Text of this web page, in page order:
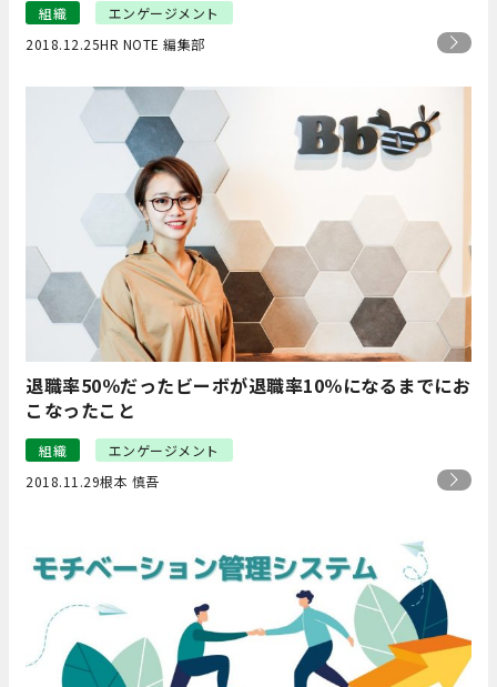
組織
エンゲージメント
2018.12.25HR NOTE 編集部
退職率50％だったビーボが退職率10％になるまでにお
こなったこと
組織
エンゲージメント
2018.11.29根本 慎吾